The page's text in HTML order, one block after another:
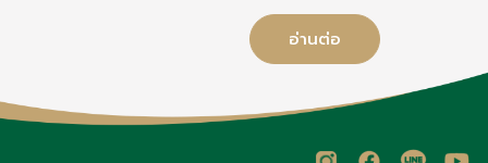
Injector (หากแพทย์สั่ง) และนำ
ส่งโรงพยาบาลทันที เด็กบางราย
ปากมดลูกได้สูงสุดถึง 70–90%
ขึ้นอยู่กับชนิดของวัคซีน : วัคซีน
HPV ทั้งเด็กหญิงและเด็กชาย
ควรได้รับวัคซีนเพื่อป้องกันโรค
และการแพร่เชื้อ
อ่านต่อ